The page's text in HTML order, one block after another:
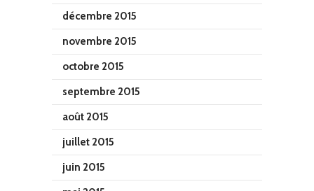
décembre 2015
novembre 2015
octobre 2015
septembre 2015
août 2015
juillet 2015
juin 2015